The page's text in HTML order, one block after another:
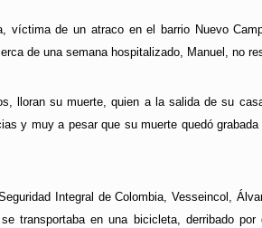
de un atraco en el barrio Nuevo
de una semana hospitalizado, Manuel, no
lloran su muerte, quien a la salida de su
y muy a pesar que su muerte quedó
Integral de Colombia, Vesseincol,
transportaba en una bicicleta, derribado